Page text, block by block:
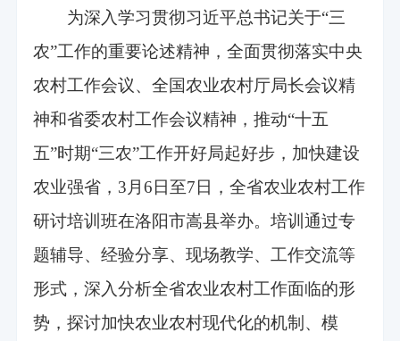
为深入学习贯彻习近平总书记关于“三
农”工作的重要论述精神，全面贯彻落实中央
农村工作会议、全国农业农村厅局长会议精
神和省委农村工作会议精神，推动“十五
五”时期“三农”工作开好局起好步，加快建设
农业强省，3月6日至7日，全省农业农村工作
研讨培训班在洛阳市嵩县举办。培训通过专
题辅导、经验分享、现场教学、工作交流等
形式，深入分析全省农业农村工作面临的形
势，探讨加快农业农村现代化的机制、模